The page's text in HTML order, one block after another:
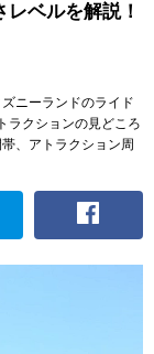
ベルを解説！
ニーランドのライド
ラクションの見どころ
、アトラクション周